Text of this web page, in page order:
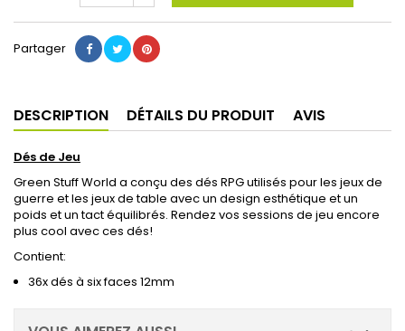
Partager
DESCRIPTION DÉTAILS DU PRODUIT AVIS
Dés de Jeu
Green Stuff World a conçu des dés RPG utilisés pour les jeux de
guerre et les jeux de table avec un design esthétique et un
poids et un tact équilibrés. Rendez vos sessions de jeu encore
plus cool avec ces dés!
Contient:
36xdés à six faces 12mm